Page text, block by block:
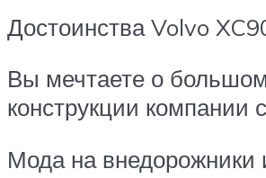
Достоинства Volvo
Вы мечтаете о
конструкции компании
Мода на